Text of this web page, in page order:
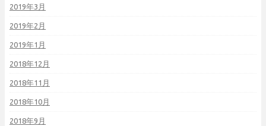
2019年3月
2019年2月
2019年1月
2018年12月
2018年11月
2018年10月
2018年9月